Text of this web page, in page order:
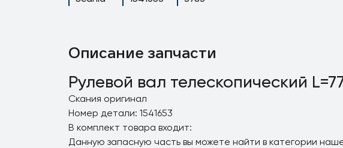
Описание запчасти
Рулевой вал телескопический
Скания оригинал
Номер детали: 1541653
В комплект товара входит:
Данную запасную часть вы можете найти в категории